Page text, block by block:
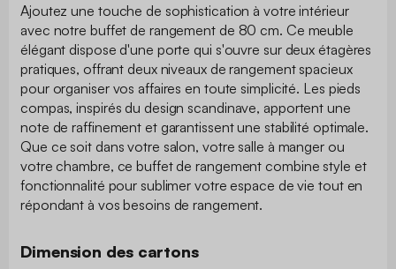
Ajoutez une touche de sophistication à votre intérieur
avec notre buffet de rangement de 80 cm. Ce meuble
élégant dispose d'une porte qui s'ouvre sur deux étagères
pratiques, offrant deux niveaux de rangement spacieux
pour organiser vos affaires en toute simplicité. Les pieds
compas, inspirés du design scandinave, apportent une
note de raffinement et garantissent une stabilité optimale.
Que ce soit dans votre salon, votre salle à manger ou
votre chambre, ce buffet de rangement combine style et
fonctionnalité pour sublimer votre espace de vie tout en
répondant à vos besoins de rangement.
Dimension des cartons